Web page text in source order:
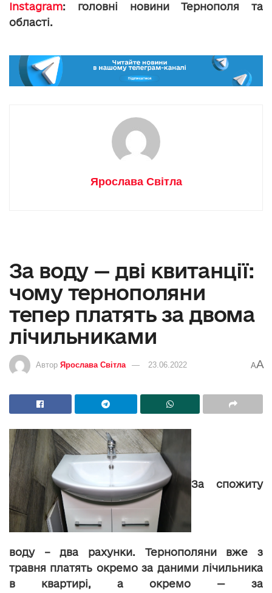
Instagram: головні новини Тернополя та
області.
Ярослава Світла
За воду — дві квитанції:
чому тернополяни
тепер платять за двома
лічильниками
Автор Ярослава Світла 23.06.2022 AA
За спожиту
воду – два рахунки. Тернополяни вже з
травня платять окремо за даними лічильника
в квартирі, а окремо — за